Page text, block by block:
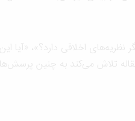
اخلاقی دارد؟»، «آیا این
تلاش می‌کند به چنین